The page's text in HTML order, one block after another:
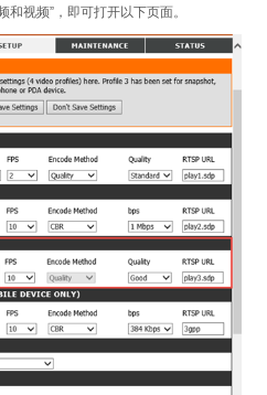
和视频”，即可打开以下页面。